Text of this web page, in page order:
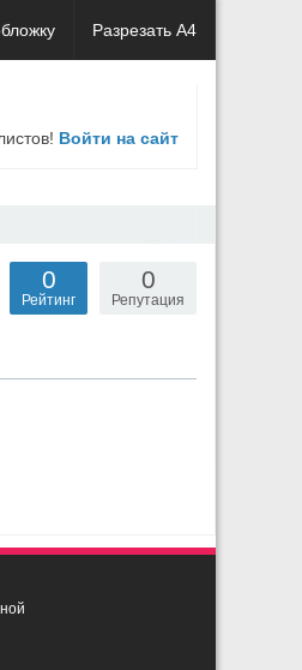
Разрезать А4
Войти на сайт
0
Репутация
0
Рейтинг